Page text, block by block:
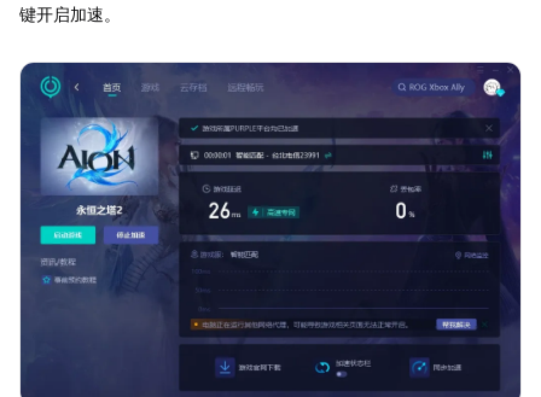
键开启加速。